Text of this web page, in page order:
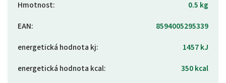
Hmotnost:
0.5 kg
EAN:
8594005295339
energetická hodnota kj:
1457 kJ
energetická hodnota kcal:
350 kcal